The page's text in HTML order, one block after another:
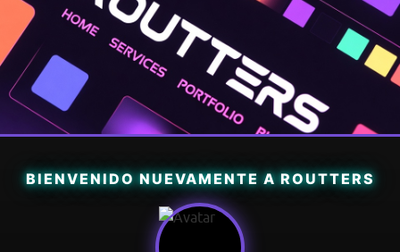
BIENVENIDO NUEVAMENTE A ROUTTERS